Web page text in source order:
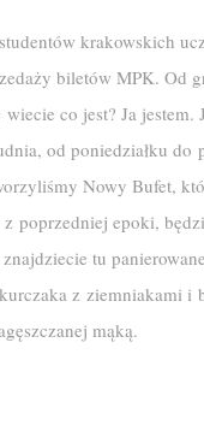
krakowskich
biletów MPK. Od
co jest? Ja jestem.
od poniedziałku do
Nowy Bufet,
poprzedniej epoki,
tu
z ziemniakami i
mąką.